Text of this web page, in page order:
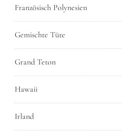
Französisch Polynesien
Gemischte Tüte
Grand Teton
Hawaii
Irland